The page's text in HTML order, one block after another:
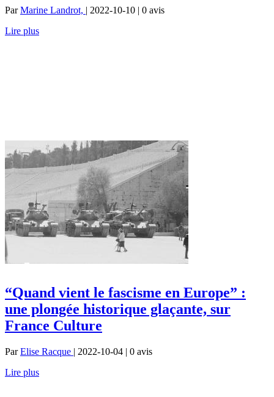
ParMarine Landrot, | 2022-10-10 | 0 avis
Lire plus
“Quand vient le fascisme en Europe” :
une plongée historique glaçante, sur
France Culture
ParElise Racque | 2022-10-04 | 0 avis
Lire plus